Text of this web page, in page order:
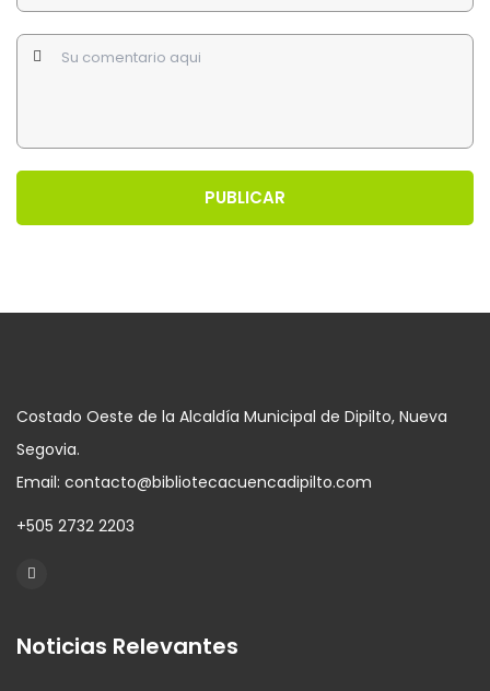
PUBLICAR
Costado Oeste de la Alcaldía Municipal de Dipilto, Nueva
Segovia.
Email: contacto@bibliotecacuencadipilto.com
+505 2732 2203
Noticias Relevantes